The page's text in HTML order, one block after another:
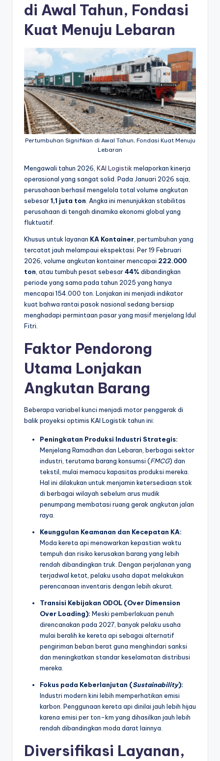
di Awal Tahun, Fondasi
Kuat Menuju Lebaran
Pertumbuhan Signifikan di Awal Tahun, Fondasi Kuat Menuju
Lebaran
Mengawali tahun 2026, KAI Logistik melaporkan kinerja
operasional yang sangat solid. Pada Januari 2026 saja,
perusahaan berhasil mengelola total volume angkutan
sebesar1,1 juta ton. Angka ini menunjukkan stabilitas
perusahaan di tengah dinamika ekonomi global yang
fluktuatif.
Khusus untuk layanan KA Kontainer, pertumbuhan yang
tercatat jauh melampaui ekspektasi. Per 19 Februari
2026, volume angkutan kontainer mencapai 222.000
ton, atau tumbuh pesat sebesar44% dibandingkan
periode yang sama pada tahun 2025 yang hanya
mencapai 154.000 ton. Lonjakan ini menjadi indikator
kuat bahwa rantai pasok nasional sedang bersiap
menghadapi permintaan pasar yang masif menjelang Idul
Fitri.
Faktor Pendorong
Utama Lonjakan
Angkutan Barang
Beberapa variabel kunci menjadi motor penggerak di
balik proyeksi optimis KAI Logistik tahun ini:
Peningkatan Produksi Industri Strategis:
Menjelang Ramadhan dan Lebaran, berbagai sektor
industri, terutama barang konsumsi (FMCG) dan
tekstil, mulai memacu kapasitas produksi mereka.
Hal ini dilakukan untuk menjamin ketersediaan stok
di berbagai wilayah sebelum arus mudik
penumpang membatasi ruang gerak angkutan jalan
raya.
Keunggulan Keamanan dan Kecepatan KA:
Moda kereta api menawarkan kepastian waktu
tempuh dan risiko kerusakan barang yang lebih
rendah dibandingkan truk. Dengan perjalanan yang
terjadwal ketat, pelaku usaha dapat melakukan
perencanaan inventaris dengan lebih akurat.
Transisi Kebijakan ODOL (Over Dimension
Over Loading): Meski pemberlakuan penuh
direncanakan pada 2027, banyak pelaku usaha
mulai beralih ke kereta api sebagai alternatif
pengiriman beban berat guna menghindari sanksi
dan meningkatkan standar keselamatan distribusi
mereka.
Fokus pada Keberlanjutan (Sustainability):
Industri modern kini lebih memperhatikan emisi
karbon. Penggunaan kereta api dinilai jauh lebih hijau
karena emisi per ton-km yang dihasilkan jauh lebih
rendah dibandingkan moda darat lainnya.
Diversifikasi Layanan,